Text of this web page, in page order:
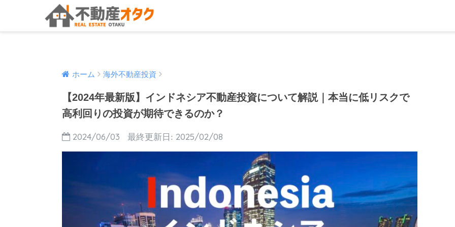
ホーム 海外不動産投資
【2024年最新版】インドネシア不動産投資について解説｜本当に低リスクで
高利回りの投資が期待できるのか？
2024/06/03 2025/02/08